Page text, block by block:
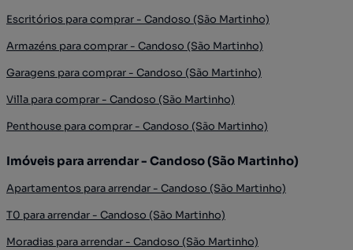
Escritórios para comprar - Candoso (São Martinho)
Armazéns para comprar - Candoso (São Martinho)
Garagens para comprar - Candoso (São Martinho)
Villa para comprar - Candoso (São Martinho)
Penthouse para comprar - Candoso (São Martinho)
Imóveis para arrendar - Candoso (São Martinho)
Apartamentos para arrendar - Candoso (São Martinho)
T0 para arrendar - Candoso (São Martinho)
Moradias para arrendar - Candoso (São Martinho)